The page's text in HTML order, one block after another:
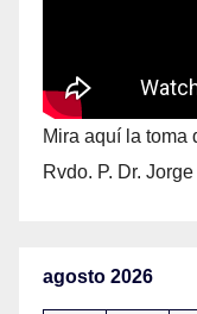
Mira aquí la toma
Rvdo. P. Dr.
agosto 2026